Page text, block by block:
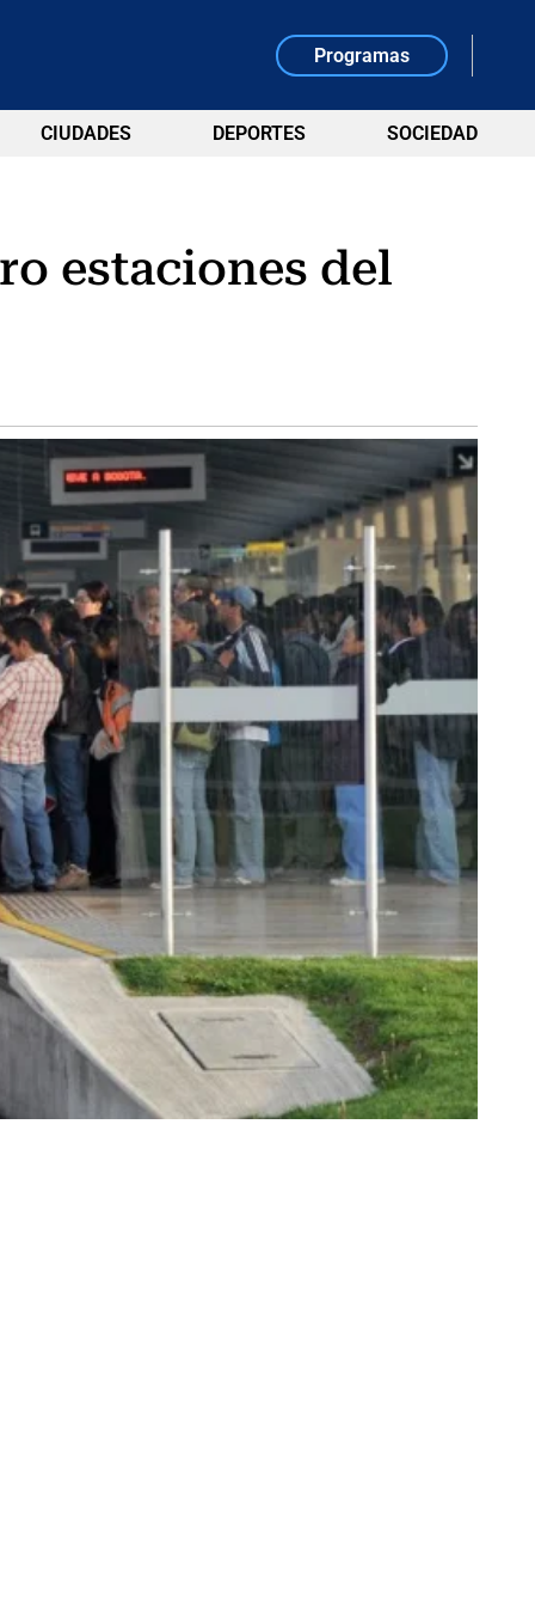
Programas
CIUDADES DEPORTES SOCIEDAD
estaciones del